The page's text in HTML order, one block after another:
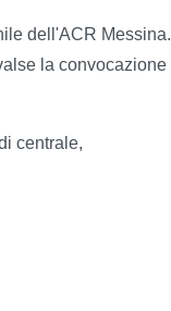
dell'ACR Messina.
la convocazione
centrale,